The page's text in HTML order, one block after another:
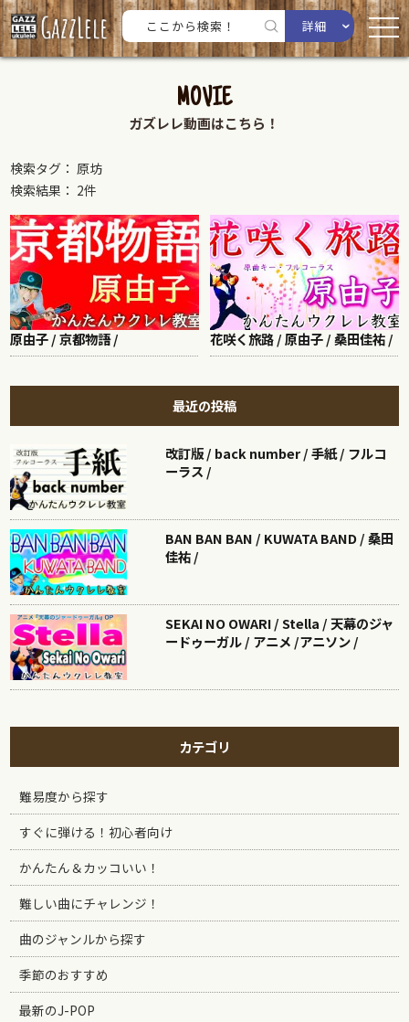
詳細
MOVIE
ガズレレ動画はこちら！
検索タグ： 原坊
検索結果： 2件
原由子 / 京都物語 / 花咲く旅路 / 原由子 / 桑田佳祐 /
最近の投稿
改訂版 / back number / 手紙 / フルコ
ーラス /
BAN BAN BAN / KUWATA BAND / 桑田
佳祐 /
SEKAI NO OWARI / Stella / 天幕のジャ
ードゥーガル / アニメ /アニソン /
カテゴリ
難易度から探す
すぐに弾ける！初心者向け
かんたん＆カッコいい！
難しい曲にチャレンジ！
曲のジャンルから探す
季節のおすすめ
最新のJ-POP